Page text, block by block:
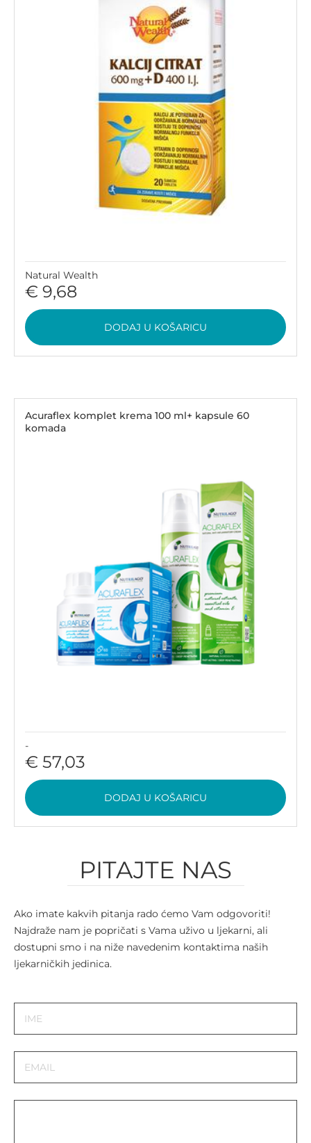
Natural Wealth
€ 9,68
DODAJ U KOŠARICU
Acuraflex komplet krema 100 ml+ kapsule 60
komada
-
€ 57,03
DODAJ U KOŠARICU
PITAJTE NAS
Ako imate kakvih pitanja rado ćemo Vam odgovoriti!
Najdraže nam je popričati s Vama uživo u ljekarni, ali
dostupni smo i na niže navedenim kontaktima naših
ljekarničkih jedinica.